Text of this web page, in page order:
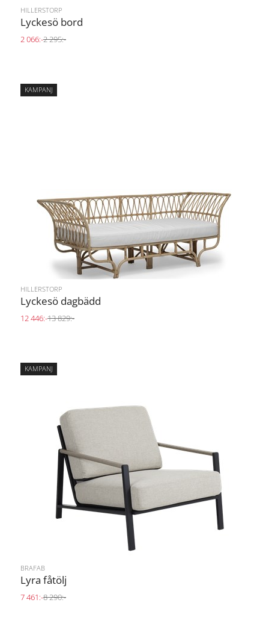
HILLERSTORP
Lyckesö bord
2 066:-2 295:-
KAMPANJ
HILLERSTORP
Lyckesö dagbädd
12 446:-13 829:-
KAMPANJ
BRAFAB
Lyra fåtölj
7 461:-8 290:-